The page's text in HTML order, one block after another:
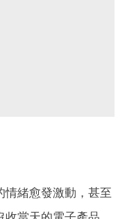
情緒愈發激動，甚至